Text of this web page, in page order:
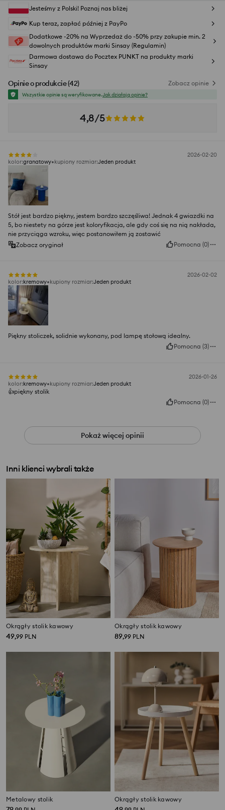
Jesteśmy z Polski! Poznaj nas bliżej
Kup teraz, zapłać później z PayPo
Dodatkowe -20% na Wyprzedaż do -50% przy zakupie min. 2
dowolnych produktów marki Sinsay (Regulamin)
Darmowa dostawa do Pocztex PUNKT na produkty marki
Sinsay
Opinie o produkcie(42) Zobacz opinie
Wszystkie opinie są weryfikowane.Jak działają opinie?
4,8/5
2026-02-20
kolor:granatowy kupiony rozmiar:Jeden produkt
Stół jest bardzo piękny, jestem bardzo szczęśliwa! Jednak 4 gwiazdki na
5, bo niestety na górze jest koloryfikacja, ale gdy coś się na nią nakłada,
nie przyciąga wzroku, więc postanowiłem ją zostawić
Zobacz oryginał
Pomocna (0)
2026-02-02
kolor:kremowy kupiony rozmiar:Jeden produkt
Piękny stoliczek, solidnie wykonany, pod lampę stołową idealny.
Pomocna (3)
2026-01-26
kolor:kremowy kupiony rozmiar:Jeden produkt
👍️piękny stolik
Pomocna (0)
Pokaż więcej opinii
Inni klienci wybrali także
Okrągły stolik kawowy
49,99 PLN
Okrągły stolik kawowy
89,99 PLN
Metalowy stolik Okrągły stolik kawowy